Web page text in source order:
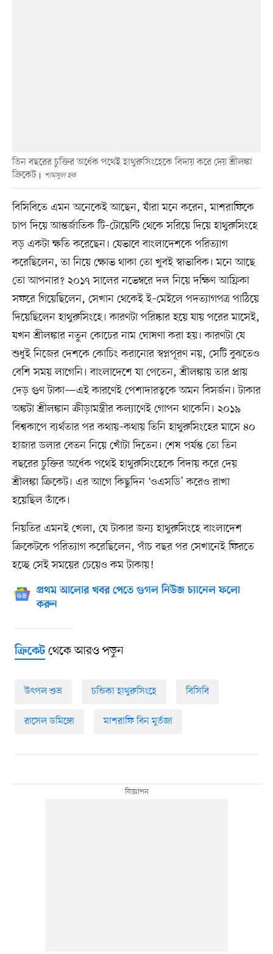
তিন বছরের চুক্তির অর্ধেক পথেই হাথুরুসিংহেকে বিদায় করে দেয় শ্রীলঙ্কা
ক্রিকেট
শামসুল হক
বিসিবিতে এমন অনেকেই আছেন, যাঁরা মনে করেন, মাশরাফিকে
চাপ দিয়ে আন্তর্জাতিক টি–টোয়েন্টি থেকে সরিয়ে দিয়ে হাথুরুসিংহে
বড় একটা ক্ষতি করেছেন। যেভাবে বাংলাদেশকে পরিত্যাগ
করেছিলেন, তা নিয়ে ক্ষোভ থাকা তো খুবই স্বাভাবিক। মনে আছে
তো আপনার? ২০১৭ সালের নভেম্বরে দল নিয়ে দক্ষিণ আফ্রিকা
সফরে গিয়েছিলেন, সেখান থেকেই ই–মেইলে পদত্যাগপত্র পাঠিয়ে
দিয়েছিলেন হাথুরুসিংহে। কারণটা পরিষ্কার হয়ে যায় পরের মাসেই,
যখন শ্রীলঙ্কার নতুন কোচের নাম ঘোষণা করা হয়। কারণটা যে
শুধুই নিজের দেশকে কোচিং করানোর স্বপ্নপূরণ নয়, সেটি বুঝতেও
বেশি সময় লাগেনি। বাংলাদেশে যা পেতেন, শ্রীলঙ্কায় তার প্রায়
দেড় গুণ টাকা—এই কারণেই পেশাদারত্বকে অমন বিসর্জন। টাকার
অঙ্কটা শ্রীলঙ্কান ক্রীড়ামন্ত্রীর কল্যাণেই গোপন থাকেনি। ২০১৯
বিশ্বকাপে ব্যর্থতার পর কথায়–কথায় তিনি হাথুরুসিংহের মাসে ৪০
হাজার ডলার বেতন নিয়ে খোঁটা দিতেন। শেষ পর্যন্ত তো তিন
বছরের চুক্তির অর্ধেক পথেই হাথুরুসিংহেকে বিদায় করে দেয়
শ্রীলঙ্কা ক্রিকেট। এর আগে কিছুদিন ‘ওএসডি’ করেও রাখা
হয়েছিল তাঁকে।
নিয়তির এমনই খেলা, যে টাকার জন্য হাথুরুসিংহে বাংলাদেশ
ক্রিকেটকে পরিত্যাগ করেছিলেন, পাঁচ বছর পর সেখানেই ফিরতে
হচ্ছে সেই সময়ের চেয়েও কম টাকায়!
প্রথম আলোর খবর পেতে গুগল নিউজ চ্যানেল ফলো
করুন
ক্রিকেটথেকে আরও পড়ুন
উৎপল শুভ্র চন্ডিকা হাথুরুসিংহে বিসিবি
রাসেল ডমিঙ্গো মাশরাফি বিন মুর্তজা